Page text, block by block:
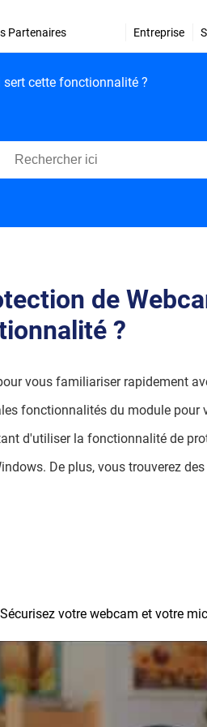
Partenaires Entreprise
sert cette fonctionnalité ?
Centre d'Assistance Bitdefender
de
?
vous familiariser rapidement
fonctionnalités du module pour
d'utiliser la fonctionnalité de
De plus, vous trouverez
votre webcam et votre